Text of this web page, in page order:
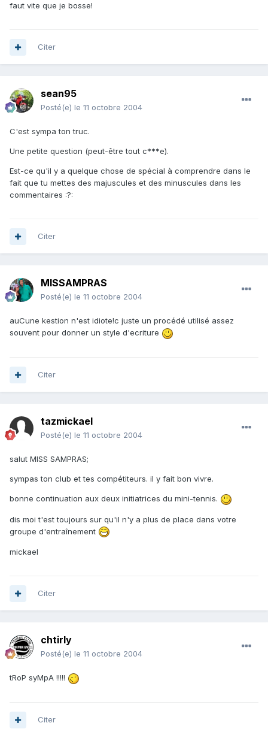
faut vite que je bosse!
Citer
sean95
Posté(e) le 11 octobre 2004
C'est sympa ton truc.
Une petite question (peut-être tout c***e).
Est-ce qu'il y a quelque chose de spécial à comprendre dans le
fait que tu mettes des majuscules et des minuscules dans les
commentaires :?:
Citer
MISSAMPRAS
Posté(e) le 11 octobre 2004
auCune kestion n'est idiote!c juste un procédé utilisé assez
souvent pour donner un style d'ecriture
Citer
tazmickael
Posté(e) le 11 octobre 2004
salut MISS SAMPRAS;
sympas ton club et tes compétiteurs. il y fait bon vivre.
bonne continuation aux deux initiatrices du mini-tennis.
dis moi t'est toujours sur qu'il n'y a plus de place dans votre
groupe d'entraînement
mickael
Citer
chtirly
Posté(e) le 11 octobre 2004
tRoP syMpA !!!!!
Citer